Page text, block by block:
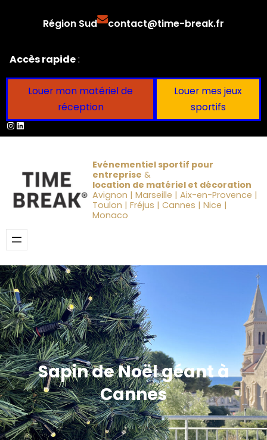
Région Sud contact@time-break.fr
Accès rapide:
Louer mon matériel de
réception
Louer mes jeux
sportifs
Instagram
LinkedIn
Evénementiel sportif pour
entreprise &
location de matériel et décoration
Avignon | Marseille | Aix-en-Provence |
Toulon | Fréjus | Cannes | Nice |
Monaco
Sapin de Noël géant à
Cannes